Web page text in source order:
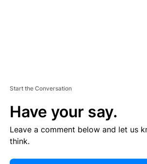
Start the Conversation
Have your say.
Leave a comment below and let us
think.